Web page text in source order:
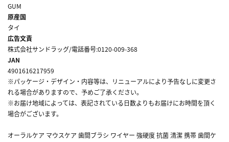
GUM
原産国
タイ
広告文責
株式会社サンドラッグ/電話番号:0120-009-368
JAN
4901616217959
※パッケージ・デザイン・内容等は、リニューアルにより予告なしに変更さ
れる場合がありますので、予めご了承ください。
※お届け地域によっては、表記されている日数よりもお届けにお時間を頂く
場合がございます。
オーラルケア マウスケア 歯間ブラシ ワイヤー 強硬度 抗菌 清潔 携帯 歯間ケ